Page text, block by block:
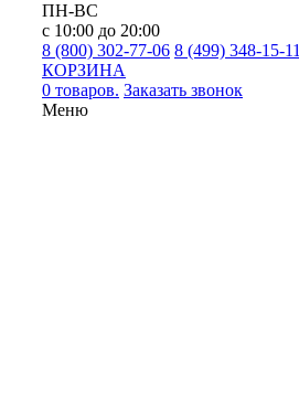
ПН-ВС
с 10:00 до 20:00
8 (800) 302-77-06 8 (499) 348-15-11
КОРЗИНА
0 товаров. Заказать звонок
Меню